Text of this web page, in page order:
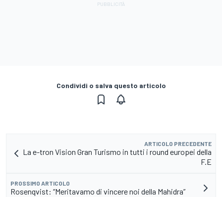
Condividi o salva questo articolo
ARTICOLO PRECEDENTE
La e-tron Vision Gran Turismo in tutti i round europei della
F.E
PROSSIMO ARTICOLO
Rosenqvist: “Meritavamo di vincere noi della Mahidra”